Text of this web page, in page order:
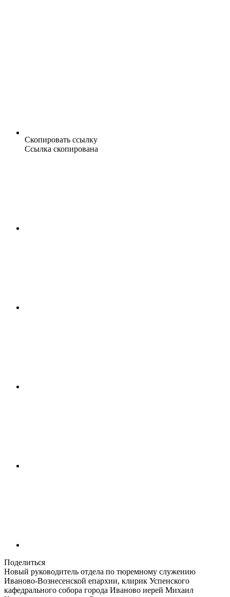
Скопировать ссылку
Ссылка скопирована
Поделиться
Новый руководитель отдела по тюремному служению
Иваново-Вознесенской епархии, клирик Успенского
кафедрального собора города Иваново иерей Михаил